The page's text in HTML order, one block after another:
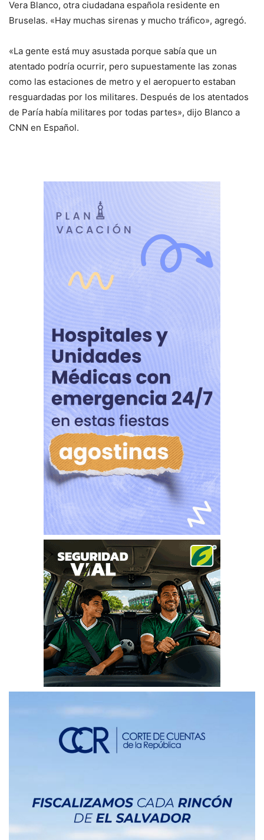
Vera Blanco, otra ciudadana española residente en
Bruselas. «Hay muchas sirenas y mucho tráfico», agregó.
«La gente está muy asustada porque sabía que un
atentado podría ocurrir, pero supuestamente las zonas
como las estaciones de metro y el aeropuerto estaban
resguardadas por los militares. Después de los atentados
de Paría había militares por todas partes», dijo Blanco a
CNN en Español.